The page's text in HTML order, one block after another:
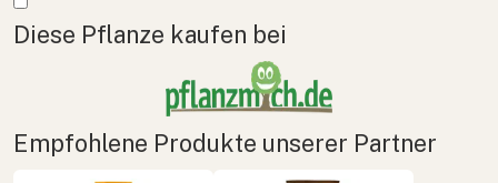
Diese Pflanze kaufen bei
Empfohlene Produkte unserer Partner